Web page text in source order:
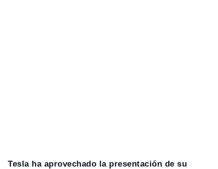
Tesla ha aprovechado la presentación de su